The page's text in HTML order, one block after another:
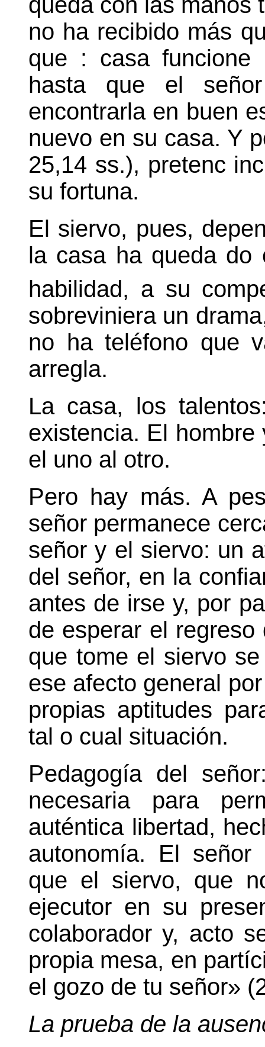
no ha recibido más
que : casa funcione
hasta que el
encontrarla en buen
nuevo en su casa. Y
25,14 ss.), pretenc
su fortuna.
El siervo, pues,
la casa ha queda do
habilidad, a su
sobreviniera un
no ha teléfono que
arregla.
La casa, los
existencia. El
el uno al otro.
Pero hay más. A
señor permanece
señor y el siervo: un
del señor, en la
antes de irse y, por
de esperar el
que tome el siervo
ese afecto general
propias aptitudes
tal o cual situación.
Pedagogía del
necesaria para
auténtica libertad,
autonomía. El
que el siervo, que
ejecutor en su
colaborador y, acto
propia mesa, en
el gozo de tu señor»
La prueba de la